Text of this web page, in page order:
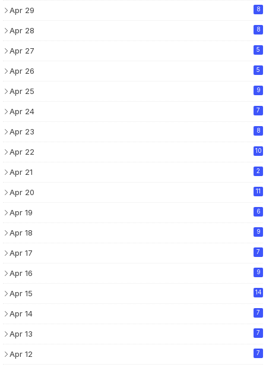
Apr 29 8
Apr 28 8
Apr 27 5
Apr 26 5
Apr 25 9
Apr 24 7
Apr 23 8
Apr 22 10
Apr 21 2
Apr 20 11
Apr 19 6
Apr 18 9
Apr 17 7
Apr 16 9
Apr 15 14
Apr 14 7
Apr 13 7
Apr 12 7